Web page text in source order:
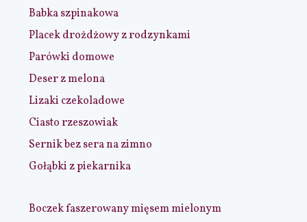
Babka szpinakowa
Placek drożdżowy z rodzynkami
Parówki domowe
Deser z melona
Lizaki czekoladowe
Ciasto rzeszowiak
Sernik bez sera na zimno
Gołąbki z piekarnika
Boczek faszerowany mięsem mielonym